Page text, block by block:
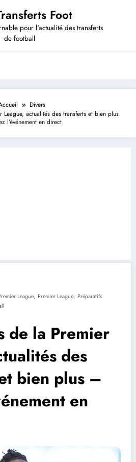
Foot
pour l'actualité des transferts
de football
Divers
League, actualités des transferts et bien plus
l’événement en direct
League, Premier League, Préparatifs
de la Premier
des
bien plus –
en